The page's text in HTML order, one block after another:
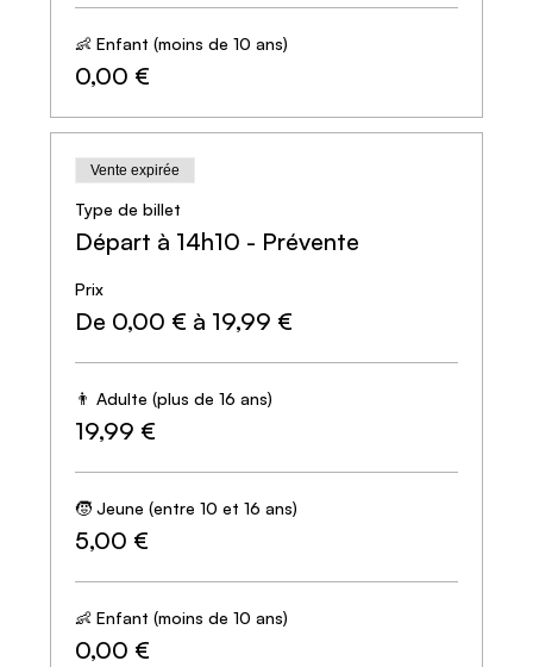
👶 Enfant (moins de 10 ans)
0,00 €
Vente expirée
Type de billet
Départ à 14h10 - Prévente
Prix
De 0,00 € à 19,99 €
👨 Adulte (plus de 16 ans)
19,99 €
🧒 Jeune (entre 10 et 16 ans)
5,00 €
👶 Enfant (moins de 10 ans)
0,00 €